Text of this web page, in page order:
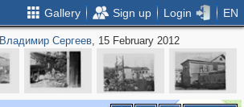
Gallery Sign up Login EN
Владимир Сергеев, 15 February 2012